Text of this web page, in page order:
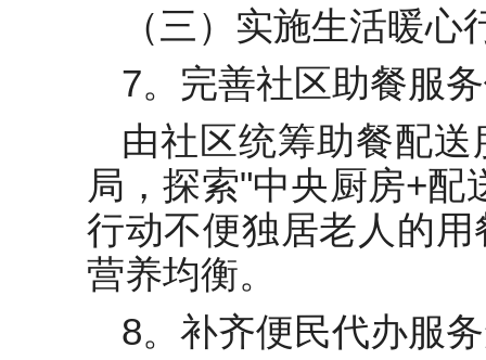
（三）实施生活暖心
7。完善社区助餐服
由社区统筹助餐配
局，探索"中央厨房+配
行动不便独居老人的
营养均衡。
8。补齐便民代办服